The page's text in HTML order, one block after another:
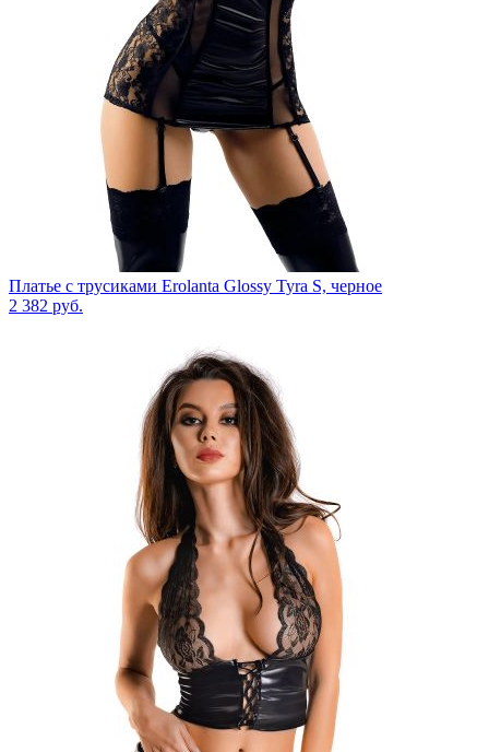
Платье с трусиками Erolanta Glossy Tyra S, черное
2 382 руб.